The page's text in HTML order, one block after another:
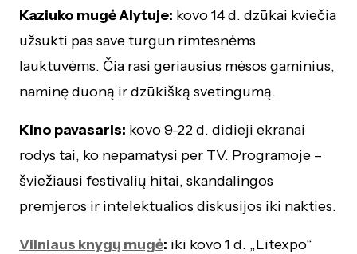
Kaziuko mugė Alytuje: kovo 14 d. dzūkai kviečia
užsukti pas save turgun rimtesnėms
lauktuvėms. Čia rasi geriausius mėsos gaminius,
naminę duoną ir dzūkišką svetingumą.
Kino pavasaris: kovo 9-22 d. didieji ekranai
rodys tai, ko nepamatysi per TV. Programoje –
šviežiausi festivalių hitai, skandalingos
premjeros ir intelektualios diskusijos iki nakties.
Vilniaus knygų mugė: iki kovo 1 d. „Litexpo“